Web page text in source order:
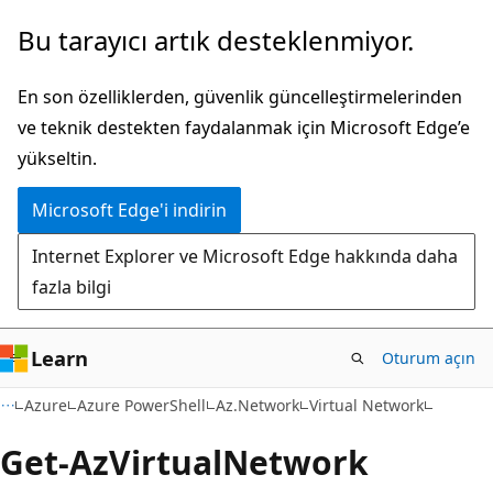
Ana
atla
Sayfa
gezintiye
atla
Bu tarayıcı artık desteklenmiyor.
En son özelliklerden, güvenlik güncelleştirmelerinden
ve teknik destekten faydalanmak için Microsoft Edge’e
yükseltin.
Microsoft Edge'i indirin
Internet Explorer ve Microsoft Edge hakkında daha
fazla bilgi
Learn Oturum açın
Azure Azure PowerShell Az.Network Virtual Network
Get-AzVirtualNetwork